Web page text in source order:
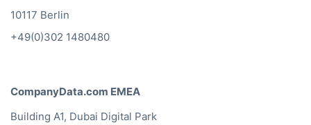
10117 Berlin
+49(0)302 1480480
CompanyData.com EMEA
Building A1, Dubai Digital Park